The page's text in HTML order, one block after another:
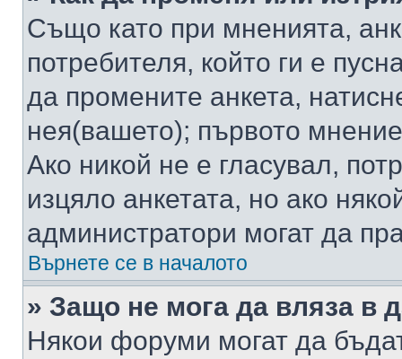
Също като при мненията,
потребителя, който ги е
да промените анкета,
нея(вашето); първото
Ако никой не е гласувал,
изцяло анкетата, но ако
администратори могат да
Върнете се в началото
» Защо не мога да вляза в
Някои форуми могат да